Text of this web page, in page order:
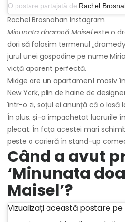
O postare partajată de Rachel
Rachel Brosnahan Instagram
Minunata doamnă Maiseleste o
dori să folosim termenul
jurul unei gospodine pe nume
viață aparent perfectă.
Midge are un apartament masiv
New York, plin de haine de
într-o zi, soțul ei anunță că o lasă
În plus, și-a împachetat lucrurile
plecat. În fața acestei mari
peste o carieră în stand-up
Când a avut
‘Minunata
Maisel’?
Vizualizați această postare